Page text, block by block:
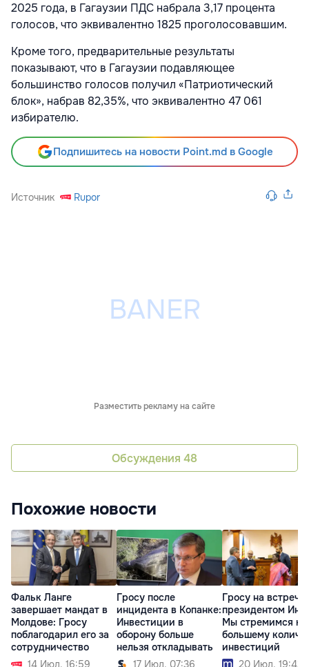
2025 года, в Гагаузии ПДС набрала 3,17 процента
голосов, что эквивалентно 1825 проголосовавшим.
Кроме того, предварительные результаты
показывают, что в Гагаузии подавляющее
большинство голосов получил «Патриотический
блок», набрав 82,35%, что эквивалентно 47 061
избирателю.
Подпишитесь на новости Point.md в Google
Источник Rupor
Разместить рекламу на сайте
Обсуждения 48
Похожие новости
Фальк Ланге
завершает мандат в
Молдове: Гросу
поблагодарил его за
сотрудничество
14 Июл. 16:59
Гросу после
инцидента в Копанке:
Инвестиции в
оборону больше
нельзя откладывать
17 Июл. 07:36
Гросу на встрече
президентом
Мы стремимся к
большему
инвестиций
20 Июл. 19:42